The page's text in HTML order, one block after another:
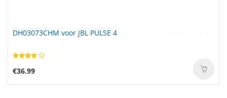
DH03073CHM voor JBL PULSE 4
€36.99